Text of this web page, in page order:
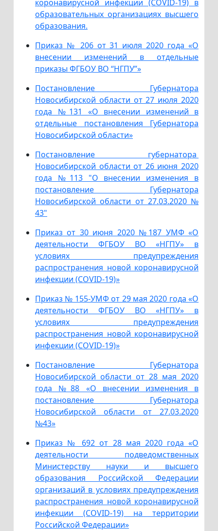
коронавирусной инфекции (COVID-19) в
образовательных организациях высшего
образования.
Приказ № 206 от 31 июля 2020 года «О
внесении изменений в отдельные
приказы ФГБОУ ВО “НГПУ”»
Постановление Губернатора
Новосибирской области от 27 июля 2020
года №131 «О внесении изменений в
отдельные постановления Губернатора
Новосибирской области»
Постановление губернатора
Новосибирской области от 26 июня 2020
года №113 "О внесении изменения в
постановление Губернатора
Новосибирской области от 27.03.2020 №
43"
Приказ от 30 июня 2020 №187 УМФ «О
деятельности ФГБОУ ВО «НГПУ» в
условиях предупреждения
распространения новой коронавирусной
инфекции (COVID-19)»
Приказ № 155-УМФ от 29 мая 2020 года «О
деятельности ФГБОУ ВО «НГПУ» в
условиях предупреждения
распространения новой коронавирусной
инфекции (COVID-19)»
Постановление Губернатора
Новосибирской области от 28 мая 2020
года №88 «О внесении изменения в
постановление Губернатора
Новосибирской области от 27.03.2020
№43»
Приказ № 692 от 28 мая 2020 года «О
деятельности подведомственных
Министерству науки и высшего
образования Российской Федерации
организаций в условиях предупреждения
распространения новой коронавирусной
инфекции (COVID-19) на территории
Российской Федерации»